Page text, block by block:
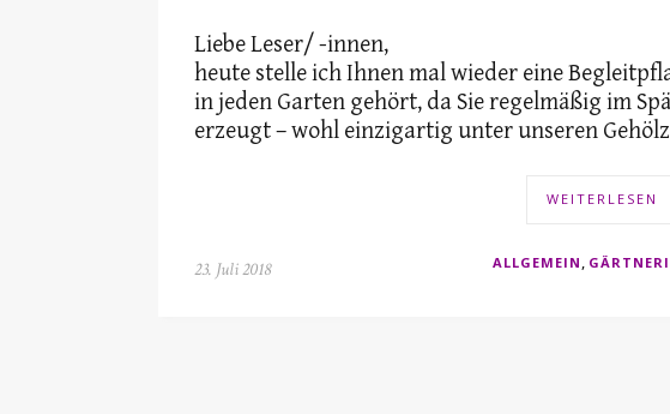
Liebe Leser/ -innen,
heute stelle ich Ihnen mal wieder eine
in jeden Garten gehört, da Sie regelmäßig im
erzeugt – wohl einzigartig unter unseren
WEITERLESEN
23. Juli 2018 ALLGEMEIN ,